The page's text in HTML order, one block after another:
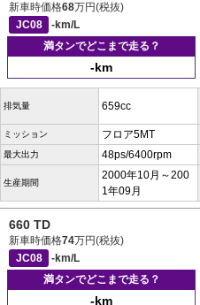
新車時価格68万円(税抜)
JC08
-km/L
満タンでどこまで走る？
-km
排気量 659cc
ミッション フロア5MT
最大出力 48ps/6400rpm
生産期間
2000年10月～200
1年09月
660 TD
新車時価格74万円(税抜)
JC08
-km/L
満タンでどこまで走る？
-km